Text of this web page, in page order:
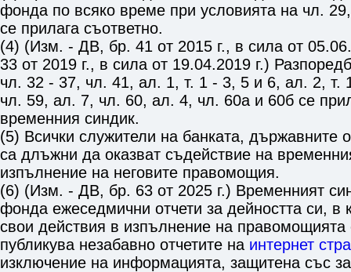
фонда по всяко време при условията на чл.
се прилага съответно.
(4) (Изм. - ДВ, бр. 41 от 2015 г., в сила от
33 от 2019 г., в сила от 19.04.2019 г.)
чл. 32 - 37, чл. 41, ал. 1, т. 1 - 3, 5 и 6, ал. 2, т.
чл. 59, ал. 7, чл. 60, ал. 4, чл. 60а и 60б се
временния синдик.
(5) Всички служители на банката, държавните
са длъжни да оказват съдействие на
изпълнение на неговите правомощия.
(6) (Изм. - ДВ, бр. 63 от 2025 г.) Временният
фонда ежеседмични отчети за дейността си, в
свои действия в изпълнение на
публикува незабавно отчетите на интернет
изключение на информацията, защитена със